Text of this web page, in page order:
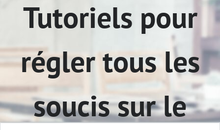
Tutoriels pour
régler tous les
soucis sur le